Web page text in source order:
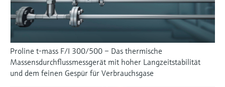
Proline t-mass F/I 300/500 – Das thermische
Massensdurchflussmessgerät mit hoher Langzeitstabilität
und dem feinen Gespür für Verbrauchsgase